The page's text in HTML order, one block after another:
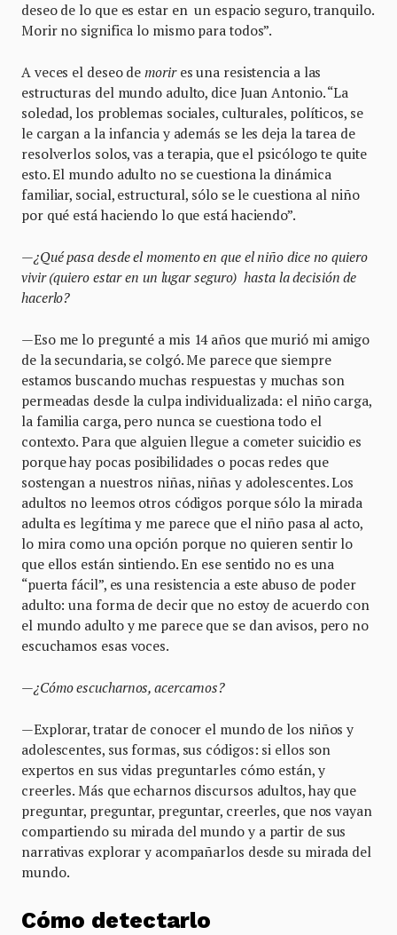
deseo de lo que es estar en un espacio seguro, tranquilo.
Morir no significa lo mismo para todos”.
A veces el deseo de morir es una resistencia a las
estructuras del mundo adulto, dice Juan Antonio. “La
soledad, los problemas sociales, culturales, políticos, se
le cargan a la infancia y además se les deja la tarea de
resolverlos solos, vas a terapia, que el psicólogo te quite
esto. El mundo adulto no se cuestiona la dinámica
familiar, social, estructural, sólo se le cuestiona al niño
por qué está haciendo lo que está haciendo”.
—¿Qué pasa desde el momento en que el niño dice no quiero
vivir (quiero estar en un lugar seguro) hasta la decisión de
hacerlo?
—Eso me lo pregunté a mis 14 años que murió mi amigo
de la secundaria, se colgó. Me parece que siempre
estamos buscando muchas respuestas y muchas son
permeadas desde la culpa individualizada: el niño carga,
la familia carga, pero nunca se cuestiona todo el
contexto. Para que alguien llegue a cometer suicidio es
porque hay pocas posibilidades o pocas redes que
sostengan a nuestros niñas, niñas y adolescentes. Los
adultos no leemos otros códigos porque sólo la mirada
adulta es legítima y me parece que el niño pasa al acto,
lo mira como una opción porque no quieren sentir lo
que ellos están sintiendo. En ese sentido no es una
“puerta fácil”, es una resistencia a este abuso de poder
adulto: una forma de decir que no estoy de acuerdo con
el mundo adulto y me parece que se dan avisos, pero no
escuchamos esas voces.
—¿Cómo escucharnos, acercarnos?
—Explorar, tratar de conocer el mundo de los niños y
adolescentes, sus formas, sus códigos: si ellos son
expertos en sus vidas preguntarles cómo están, y
creerles. Más que echarnos discursos adultos, hay que
preguntar, preguntar, preguntar, creerles, que nos vayan
compartiendo su mirada del mundo y a partir de sus
narrativas explorar y acompañarlos desde su mirada del
mundo.
Cómo detectarlo